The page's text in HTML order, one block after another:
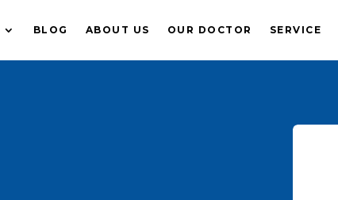
BLOG ABOUT US OUR DOCTOR SERVICE